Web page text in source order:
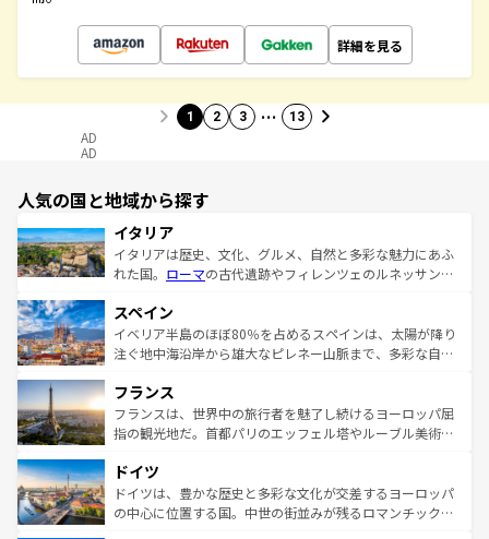
詳細を見る
1 2 3 … 13
AD
AD
人気の国と地域から探す
イタリア
イタリアは歴史、文化、グルメ、自然と多彩な魅力にあふ
れた国。 ローマの古代遺跡やフィレンツェのルネッサンス
ろん、トスカーナの美しい田園風景やアマルフィ海岸の絶
景など、自然景観も見逃せない。観光の合間には、本場の
ピザやパスタなど、絶品のイタリア料理を堪能することも
ませてくれるイタリアで、忘れられない旅をしてみよう！
なお、新着のイタリア情報はコンテンツ一覧 を参照してほ
しい。
スペイン
イベリア半島のほぼ80％を占めるスペインは、太陽が降り
注ぐ地中海沿岸から雄大なピレネー山脈まで、多彩な自然
文化が根付くこの国では、情熱的なフラメンコ、熱気あふ
れる闘牛、そして美味しいタパスが生活の一部となってい
る。首都マドリードの洗練された雰囲気や、バルセロナの
の城塞都市、穏やかなビーチリゾートまで多彩な表情を見
せる。地方によって風土や気候が異なるスペインはその個
性で訪れる人を魅了する。 なお、新着のスペイン情報はコ
フランス
フランスは、世界中の旅行者を魅了し続けるヨーロッパ屈
指の観光地だ。首都パリのエッフェル塔やルーブル美術館
で、幅広い魅力が詰まっている。華麗な宮殿、歴史的な大
聖堂、美しいビーチ、そして豊かな自然が、訪れる者を心
から魅了する。また、フランスは美食の国としても知ら
ドイツ
ドイツは、豊かな歴史と多彩な文化が交差するヨーロッパ
の中心に位置する国。中世の街並みが残るロマンチック街